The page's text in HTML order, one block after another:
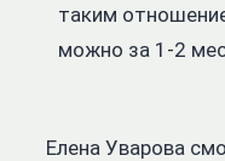
таким
можно за 1-2
Елена Уварова